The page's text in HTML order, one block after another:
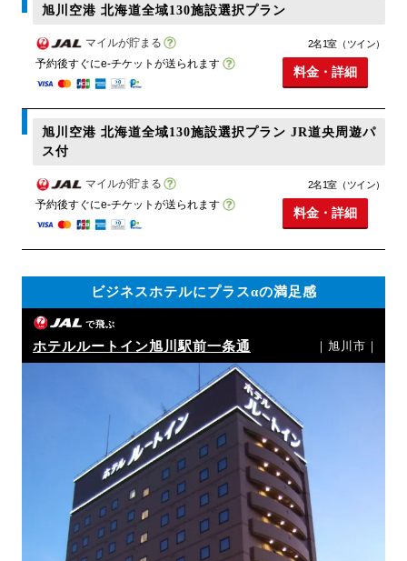
旭川空港 北海道全域130施設選択プラン
マイルが貯まる
予約後すぐにe-チケットが送られます
2名1室（ツイン）
料金・詳細
旭川空港 北海道全域130施設選択プラン JR道央周遊パ
ス付
マイルが貯まる
予約後すぐにe-チケットが送られます
2名1室（ツイン）
料金・詳細
ビジネスホテルにプラスαの満足感
で飛ぶ
ホテルルートイン旭川駅前一条通 ｜旭川市｜